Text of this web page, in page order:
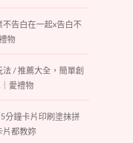
不告白在一起x告白不
物
/ 推薦大全，簡單創
愛禮物
分鐘卡片印刷塗抹拼
片都教妳